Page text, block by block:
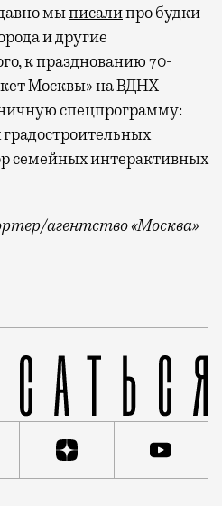
мыписалипро будки
и другие
к празднованию 70-
Москвы» на ВДНХ
спецпрограмму:
семейных интерактивных
агентство «Москва»
цветах департамента